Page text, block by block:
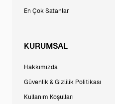
En Çok Satanlar
KURUMSAL
Hakkımızda
Güvenlik & Gizlilik Politikası
Kullanım Koşulları